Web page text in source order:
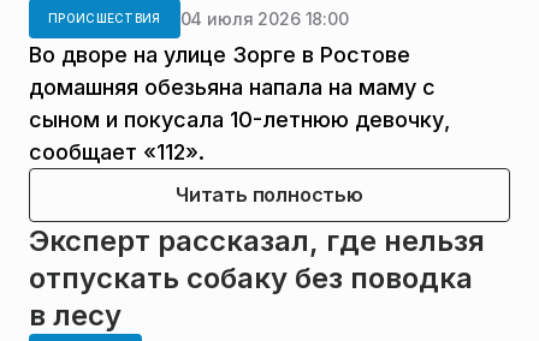
ПРОИСШЕСТВИЯ 04 июля 2026 18:00
Во дворе на улице Зорге в Ростове
домашняя обезьяна напала на маму с
сыном и покусала 10-летнюю девочку,
сообщает «112».
Читать полностью
Эксперт рассказал, где нельзя
отпускать собаку без поводка
в лесу